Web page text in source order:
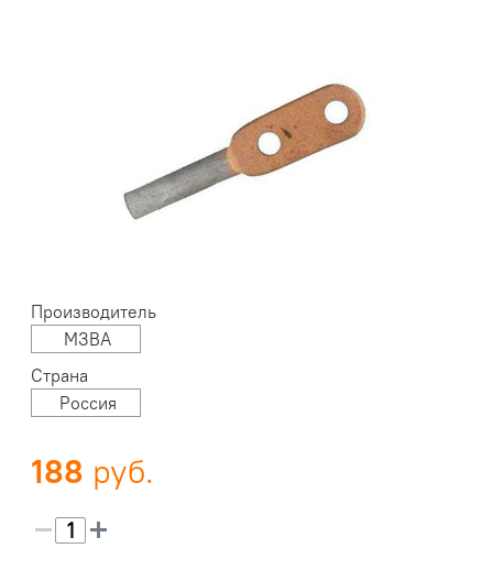
Производитель
МЗВА
Страна
Россия
188